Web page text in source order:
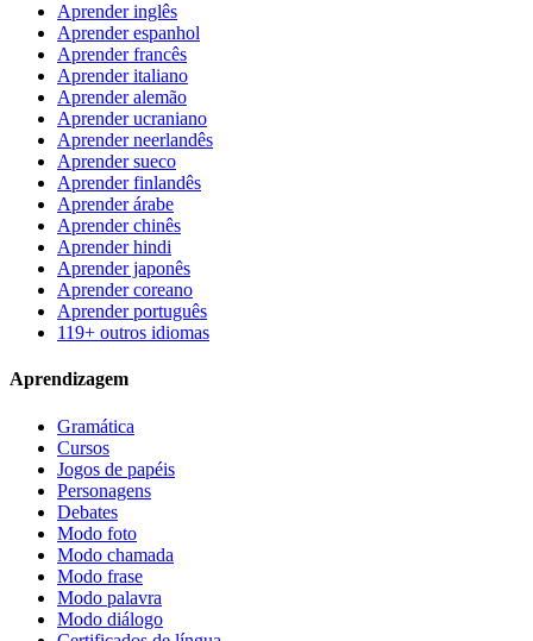
Aprender inglês
Aprender espanhol
Aprender francês
Aprender italiano
Aprender alemão
Aprender ucraniano
Aprender neerlandês
Aprender sueco
Aprender finlandês
Aprender árabe
Aprender chinês
Aprender hindi
Aprender japonês
Aprender coreano
Aprender português
119+ outros idiomas
Aprendizagem
Gramática
Cursos
Jogos de papéis
Personagens
Debates
Modo foto
Modo chamada
Modo frase
Modo palavra
Modo diálogo